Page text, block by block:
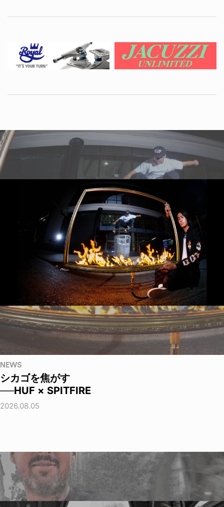
NEWS
シカゴを焦がす
──HUF × SPITFIRE
2026.08.05